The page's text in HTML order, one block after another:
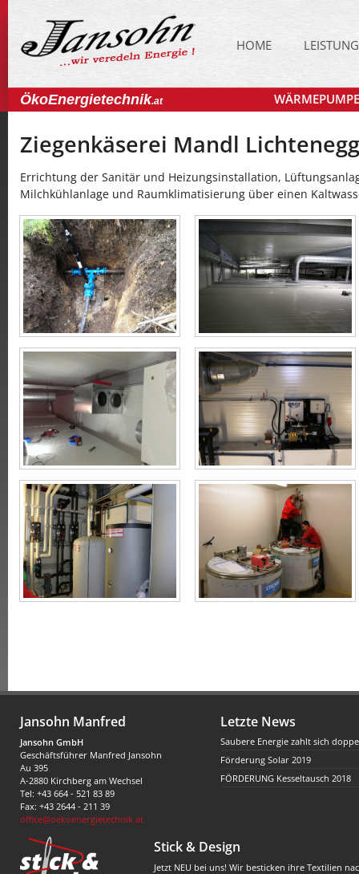
HOME
ÖkoEnergietechnik.at
Ziegenkäserei Mandl Lichtenegg
Errichtung der Sanitär und Heizungsinstallation,
Milchkühlanlage und Raumklimatisierung über einen
Jansohn Manfred
Jansohn GmbH
Geschäftsführer Manfred Jansohn
Au 395
A-2880 Kirchberg am Wechsel
Tel: +43 664 - 521 83 89
Fax: +43 2644 - 211 39
office@oekoenergietechnik.at
Letzte News
Saubere Energie zahlt sich
Förderung Solar 2019
FÖRDERUNG Kesseltausch 2018
Stick & Design
Jetzt NEU bei uns! Wir besticken ihre Textilien